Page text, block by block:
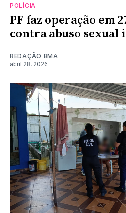
POLÍCIA
PF faz operação em
contra abuso
REDAÇÃO BMA
abril 28, 2026